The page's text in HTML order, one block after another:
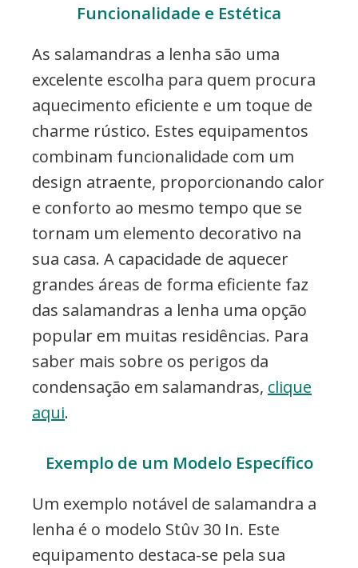
Funcionalidade e Estética
As salamandras a lenha são uma
excelente escolha para quem procura
aquecimento eficiente e um toque de
charme rústico. Estes equipamentos
combinam funcionalidade com um
design atraente, proporcionando calor
e conforto ao mesmo tempo que se
tornam um elemento decorativo na
sua casa. A capacidade de aquecer
grandes áreas de forma eficiente faz
das salamandras a lenha uma opção
popular em muitas residências. Para
saber mais sobre os perigos da
condensação em salamandras, clique
aqui.
Exemplo de um Modelo Específico
Um exemplo notável de salamandra a
lenha é o modelo Stûv 30 In. Este
equipamento destaca-se pela sua